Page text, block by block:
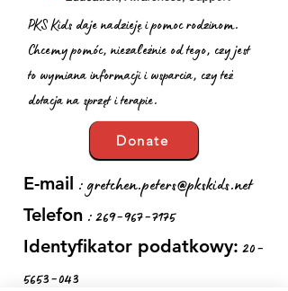
PKS Kids daje nadzieję i pomoc rodzinom.
Chcemy pomóc, niezależnie od tego, czy jest
to wymiana informacji i wsparcia, czy też
dotacja na sprzęt i terapie.
Donate
E-mail :gretchen.peters@pkskids.net
Telefon :269-967-7175
Identyfikator podatkowy: 20-
5653-043